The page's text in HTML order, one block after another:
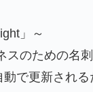
」～
のための名刺
で更新され